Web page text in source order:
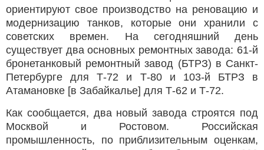
ориентируют свое производство на реновацию и
модернизацию танков, которые они хранили с
советских времен. На сегодняшний день
существует два основных ремонтных завода: 61-й
бронетанковый ремонтный завод (БТРЗ) в Санкт-
Петербурге для Т-72 и Т-80 и 103-й БТРЗ в
Атамановке [в Забайкалье] для Т-62 и Т-72.
Как сообщается, два новый завода строятся под
Москвой и Ростовом. Российская
промышленность, по приблизительным оценкам,